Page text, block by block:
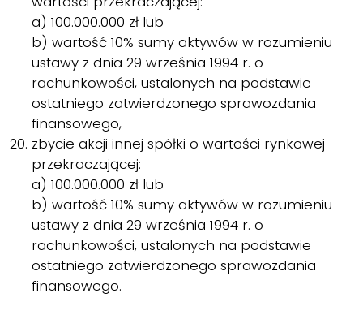
a) 100.000.000 zł lub
b) wartość 10% sumy aktywów w rozumieniu
ustawy z dnia 29 września 1994 r. o
rachunkowości, ustalonych na podstawie
ostatniego zatwierdzonego sprawozdania
finansowego,
zbycie akcji innej spółki o wartości rynkowej
przekraczającej:
a) 100.000.000 zł lub
b) wartość 10% sumy aktywów w rozumieniu
ustawy z dnia 29 września 1994 r. o
rachunkowości, ustalonych na podstawie
ostatniego zatwierdzonego sprawozdania
finansowego.